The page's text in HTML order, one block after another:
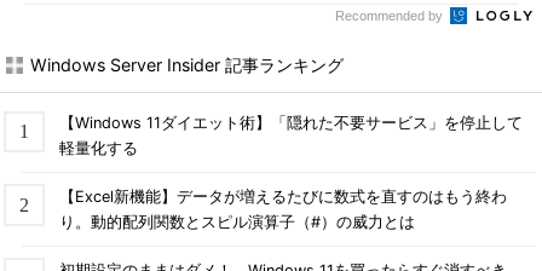
Recommended by
Windows Server Insider 記事ランキング
【Windows 11ダイエット術】「隠れた不要サービス」を停止して
軽量化する
【Excel新機能】データが増えるたびに数式を直すのはもう終わ
り。動的配列関数とスピル演算子（#）の威力とは